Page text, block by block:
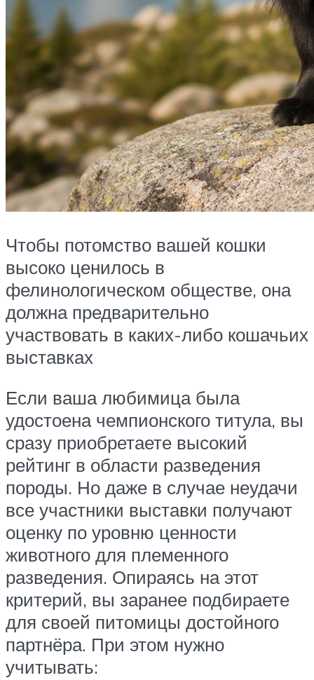
Чтобы потомство вашей кошки
высоко ценилось в
фелинологическом обществе, она
должна предварительно
участвовать в каких-либо кошачьих
выставках
Если ваша любимица была
удостоена чемпионского титула, вы
сразу приобретаете высокий
рейтинг в области разведения
породы. Но даже в случае неудачи
все участники выставки получают
оценку по уровню ценности
животного для племенного
разведения. Опираясь на этот
критерий, вы заранее подбираете
для своей питомицы достойного
партнёра. При этом нужно
учитывать: